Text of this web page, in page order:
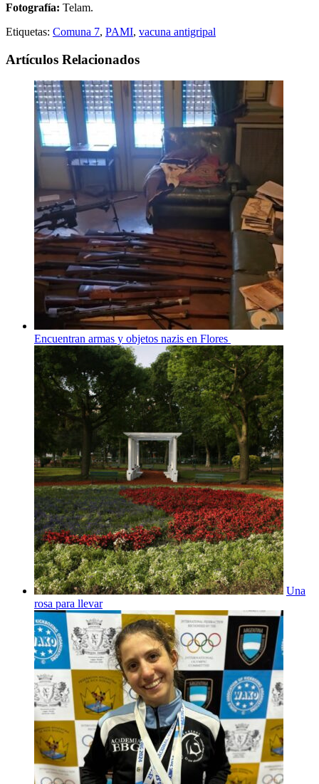
Fotografía: Telam.
Etiquetas: Comuna 7, PAMI, vacuna antigripal
Artículos Relacionados
Encuentran armas y objetos nazis en Flores
Una
rosa para llevar